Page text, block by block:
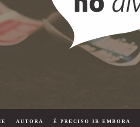
AUTORA É PRECISO IR EMBORA